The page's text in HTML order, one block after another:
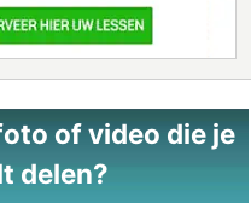
of video die je
delen?